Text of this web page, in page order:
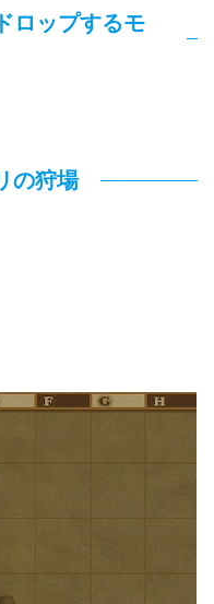
ロップするモ
の狩場